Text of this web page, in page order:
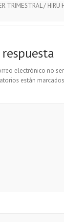
TRIMESTRAL / HIRU
electrónico no
están